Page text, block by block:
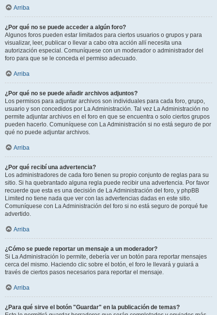
Arriba
¿Por qué no se puede acceder a algún foro?
Algunos foros pueden estar limitados para ciertos usuarios o grupos y para
visualizar, leer, publicar o llevar a cabo otra acción allí necesita una
autorización especial. Comuníquese con un moderador o administrador del
foro para que se le conceda el permiso adecuado.
Arriba
¿Por qué no se puede añadir archivos adjuntos?
Los permisos para adjuntar archivos son individuales para cada foro, grupo,
usuario y son concedidos por La Administración. Tal vez La Administración no
permite adjuntar archivos en el foro en que se encuentra o solo ciertos grupos
pueden hacerlo. Comuníquese con La Administración si no está seguro de por
qué no puede adjuntar archivos.
Arriba
¿Por qué recibí una advertencia?
Los administradores de cada foro tienen su propio conjunto de reglas para su
sitio. Si ha quebrantado alguna regla puede recibir una advertencia. Por favor
recuerde que esta es una decisión de La Administración del foro, y phpBB
Limited no tiene nada que ver con las advertencias dadas en este sitio.
Comuníquese con La Administración del foro si no está seguro de porqué fue
advertido.
Arriba
¿Cómo se puede reportar un mensaje a un moderador?
Si La Administración lo permite, debería ver un botón para reportar mensajes
cerca del mismo. Haciendo clic sobre el botón, el foro le llevará y guiará a
través de ciertos pasos necesarios para reportar el mensaje.
Arriba
¿Para qué sirve el botón "Guardar" en la publicación de temas?